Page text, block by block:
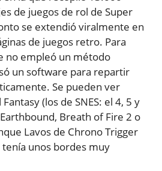
de juegos de rol de Super
se extendió viralmente en
de juegos retro. Para
no empleó un método
un software para repartir
Se pueden ver
(los de SNES: el 4, 5 y
Breath of Fire 2 o
Lavos de Chrono Trigger
unos bordes muy